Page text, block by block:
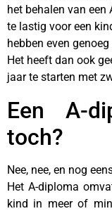
het behalen van
te lastig voor een
hebben even
Het heeft dan ook
jaar te starten met
Een A-
toch?
Nee, nee, en nog
Het A-diploma
kind in meer of